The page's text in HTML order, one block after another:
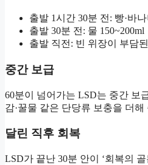
출발 1시간 30분 전: 빵·바
출발 30분 전: 물 150~200ml
출발 직전: 빈 위장이 부담
중간 보급
60분이 넘어가는 LSD는 중간 보
감·꿀물 같은 단당류 보충을 더
달린 직후 회복
LSD가 끝난 30분 안이 ‘회복의